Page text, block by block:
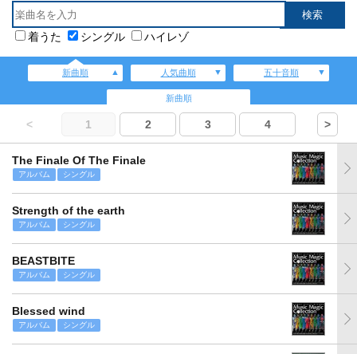
着うた シングル ハイレゾ
新曲順 人気曲順 五十音順
新曲順
< 1 2 3 4 >
The Finale Of The Finale
アルバム シングル
Strength of the earth
アルバム シングル
BEASTBITE
アルバム シングル
Blessed wind
アルバム シングル